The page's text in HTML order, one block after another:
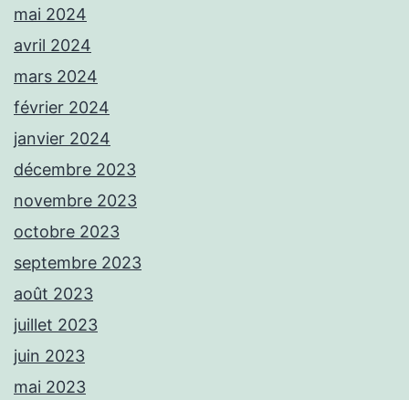
mai 2024
avril 2024
mars 2024
février 2024
janvier 2024
décembre 2023
novembre 2023
octobre 2023
septembre 2023
août 2023
juillet 2023
juin 2023
mai 2023